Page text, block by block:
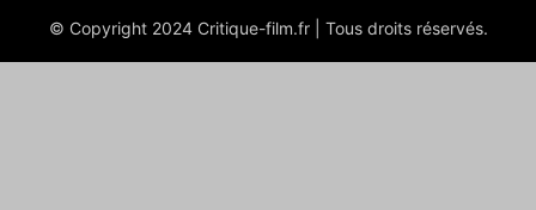
© Copyright 2024 Critique-film.fr | Tous droits réservés.